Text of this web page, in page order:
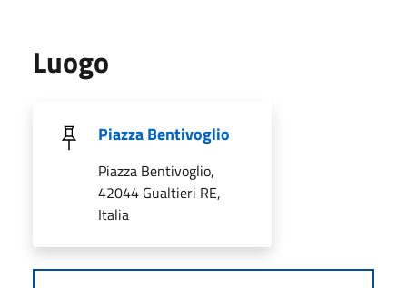
Luogo
Piazza Bentivoglio
Piazza Bentivoglio,
42044 Gualtieri RE,
Italia